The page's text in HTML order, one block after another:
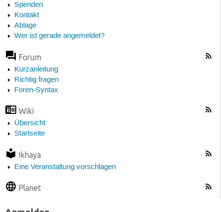
Spenden
Kontakt
Ablage
Wer ist gerade angemeldet?
Forum
Kurzanleitung
Richtig fragen
Foren-Syntax
Wiki
Übersicht
Startseite
Ikhaya
Eine Veranstaltung vorschlagen
Planet